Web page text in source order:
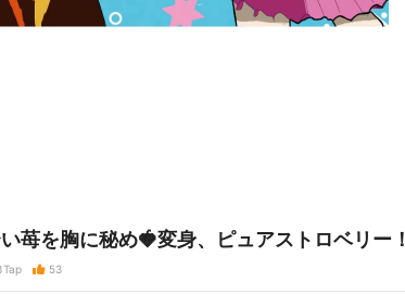
苺を胸に秘め🍓変身、ピュアストロベリー！
Tap 53